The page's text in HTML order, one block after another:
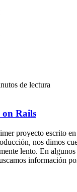
de lectura
on Rails
proyecto escrito
nos dimos
lento. En
información